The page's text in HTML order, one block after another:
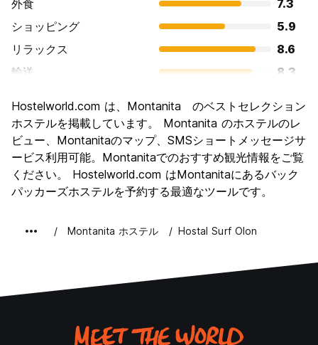
外食
7.3
ショッピング
5.9
リラックス
8.6
輸送
8.3
文化
6.0
ナイトライフ
8.3
コストパフォーマンス
6.6
Hostelworld.com は、Montanita のベストセレクション
ホステルを掲載しています。 Montanita のホステルのレ
ビュー、Montanitaのマップ、SMSショートメッセージサ
ービス利用可能。Montanitaでのおすすめ観光情報をご覧
ください。 Hostelworld.com はMontanitaにあるバック
パッカーズホステルを予約する最適なツールです。
Montanita ホステル Hostal Surf Olon